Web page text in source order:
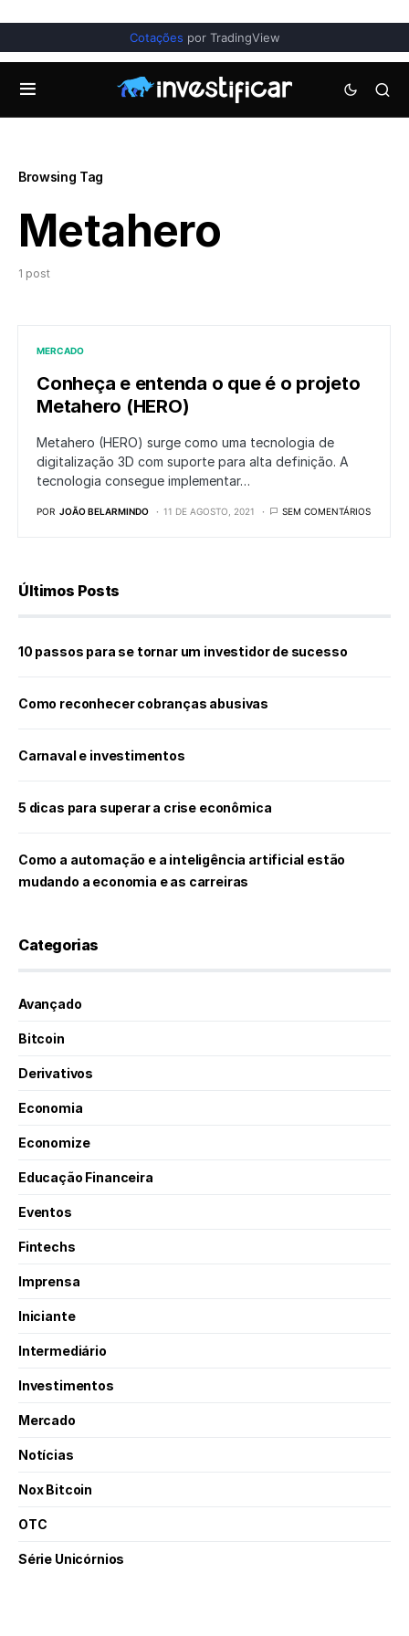
Cotações por TradingView
Browsing Tag
Metahero
1 post
MERCADO
Conheça e entenda o que é o projeto
Metahero (HERO)
Metahero (HERO) surge como uma tecnologia de
digitalização 3D com suporte para alta definição. A
tecnologia consegue implementar…
POR JOÃO BELARMINDO 11 DE AGOSTO, 2021 SEM COMENTÁRIOS
Últimos Posts
10 passos para se tornar um investidor de sucesso
Como reconhecer cobranças abusivas
Carnaval e investimentos
5 dicas para superar a crise econômica
Como a automação e a inteligência artificial estão
mudando a economia e as carreiras
Categorias
Avançado
Bitcoin
Derivativos
Economia
Economize
Educação Financeira
Eventos
Fintechs
Imprensa
Iniciante
Intermediário
Investimentos
Mercado
Notícias
Nox Bitcoin
OTC
Série Unicórnios